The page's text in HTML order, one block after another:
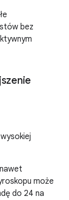
bez
może
do 24 na